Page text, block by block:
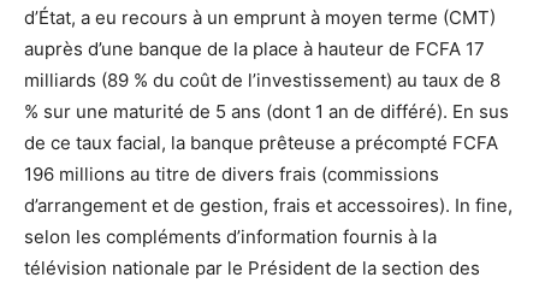
d’État, a eu recours à un emprunt à moyen terme (CMT)
auprès d’une banque de la place à hauteur de FCFA 17
milliards (89 % du coût de l’investissement) au taux de 8
% sur une maturité de 5 ans (dont 1 an de différé). En sus
de ce taux facial, la banque prêteuse a précompté FCFA
196 millions au titre de divers frais (commissions
d’arrangement et de gestion, frais et accessoires). In fine,
selon les compléments d’information fournis à la
télévision nationale par le Président de la section des